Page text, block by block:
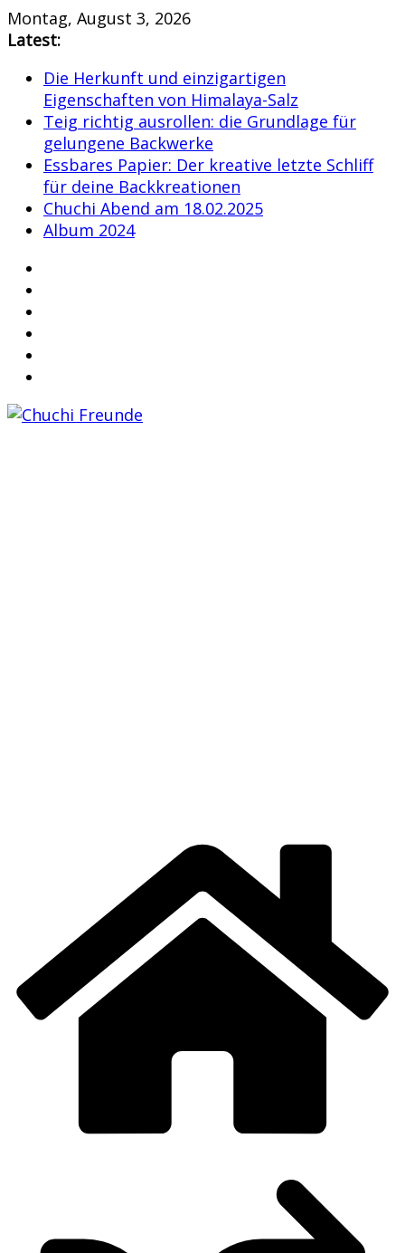
Skip
to
Montag, August 3, 2026
Latest:
Die Herkunft und einzigartigen
Eigenschaften von Himalaya-Salz
Teig richtig ausrollen: die Grundlage für
gelungene Backwerke
Essbares Papier: Der kreative letzte Schliff
für deine Backkreationen
Chuchi Abend am 18.02.2025
Album 2024